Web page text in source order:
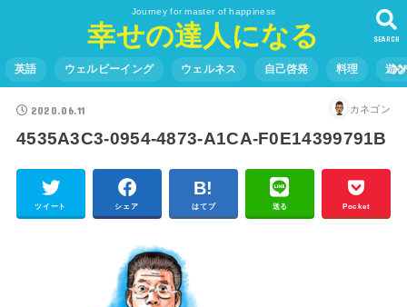
Journey for master of happiness
幸せの達人になる SEARCH
英語 ウェルビーイング ウェルネス 自己啓発 料理 遊
2020.06.11 カネゴン
4535A3C3-0954-4873-A1CA-F0E14399791B
ツイート シェア はてブ 送る Pocket